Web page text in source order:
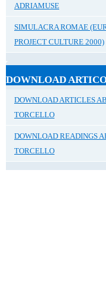
ADRIAMUSE
SIMULACRA ROMAE
PROJECT CULTURE 2000)
DOWNLOAD
DOWNLOAD ARTICLES
TORCELLO
DOWNLOAD READINGS
TORCELLO